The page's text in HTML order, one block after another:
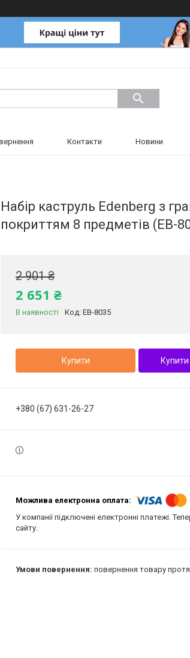
Контакти Новини
Набір каструль Edenberg з
покриттям 8 предметів (EB-
2 901 ₴
2 651 ₴
В наявності Код: EB-8035
Купити Купити
+380 (67) 631-26-27
У компанії підключені електронні платежі.
сайту.
повернення товару